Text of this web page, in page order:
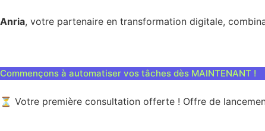
Anria, votre partenaire en transformation digitale,
Commençons à automatiser vos tâches dès MAINTENANT !
⏳ Votre première consultation offerte ! Offre de